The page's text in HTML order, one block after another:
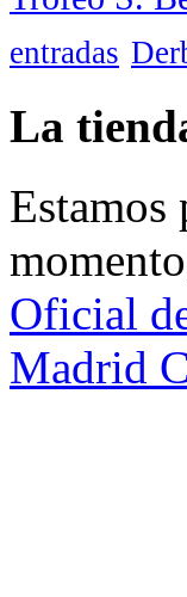
entradas
La
Estamos
Oficial
Madrid